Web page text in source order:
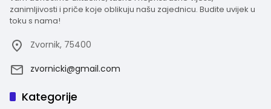
zanimljivosti i priče koje oblikuju našu zajednicu. Budite uvijek u
toku s nama!
Zvornik, 75400
zvornicki@gmail.com
Kategorije